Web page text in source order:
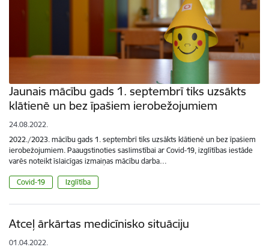
Jaunais mācību gads 1. septembrī tiks uzsākts
klātienē un bez īpašiem ierobežojumiem
24.08.2022.
2022./2023. mācību gads 1. septembrī tiks uzsākts klātienē un bez īpašiem
ierobežojumiem. Paaugstinoties saslimstībai ar Covid-19, izglītības iestāde
varēs noteikt īslaicīgas izmaiņas mācību darba…
Covid-19 Izglītība
Atceļ ārkārtas medicīnisko situāciju
01.04.2022.